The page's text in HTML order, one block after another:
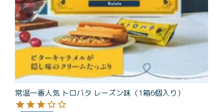
紅茶toroaTea
焼き菓子
メルマガ会員様限定
toroa夏のアウトレッ
トセール
クッキー缶
紅茶toroaTeaギフト
お誕生日セット
手さげ袋
季節限定
常温一番人気 トロバタ レーズン味（1箱6個入り）